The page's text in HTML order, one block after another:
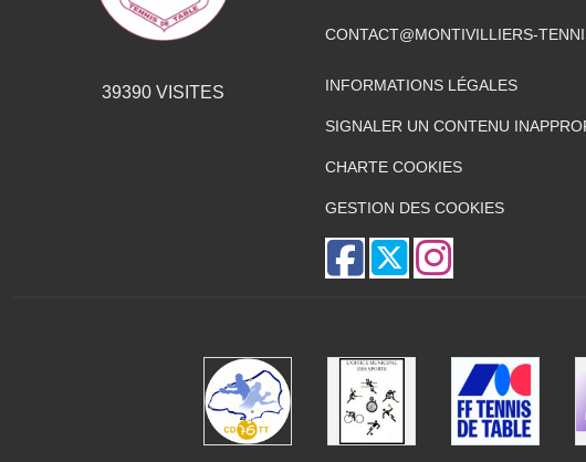
39390VISITES
CONTACT@MONTIVILLIERS-
INFORMATIONS LÉGALES
SIGNALER UN CONTENU
CHARTE COOKIES
GESTION DES COOKIES